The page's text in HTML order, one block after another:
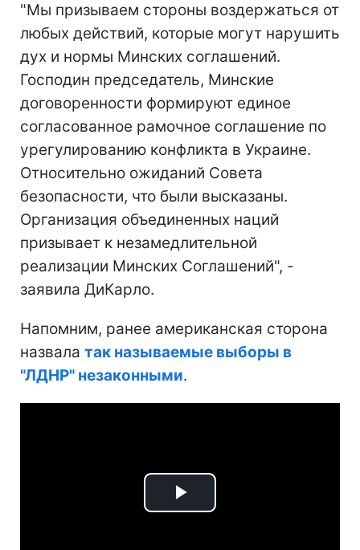
"Мы призываем стороны воздержаться от
любых действий, которые могут нарушить
дух и нормы Минских соглашений.
Господин председатель, Минские
договоренности формируют единое
согласованное рамочное соглашение по
урегулированию конфликта в Украине.
Относительно ожиданий Совета
безопасности, что были высказаны.
Организация объединенных наций
призывает к незамедлительной
реализации Минских Соглашений", -
заявила ДиКарло.
Напомним, ранее американская сторона
назвала так называемые выборы в
"ЛДНР" незаконными.
Play